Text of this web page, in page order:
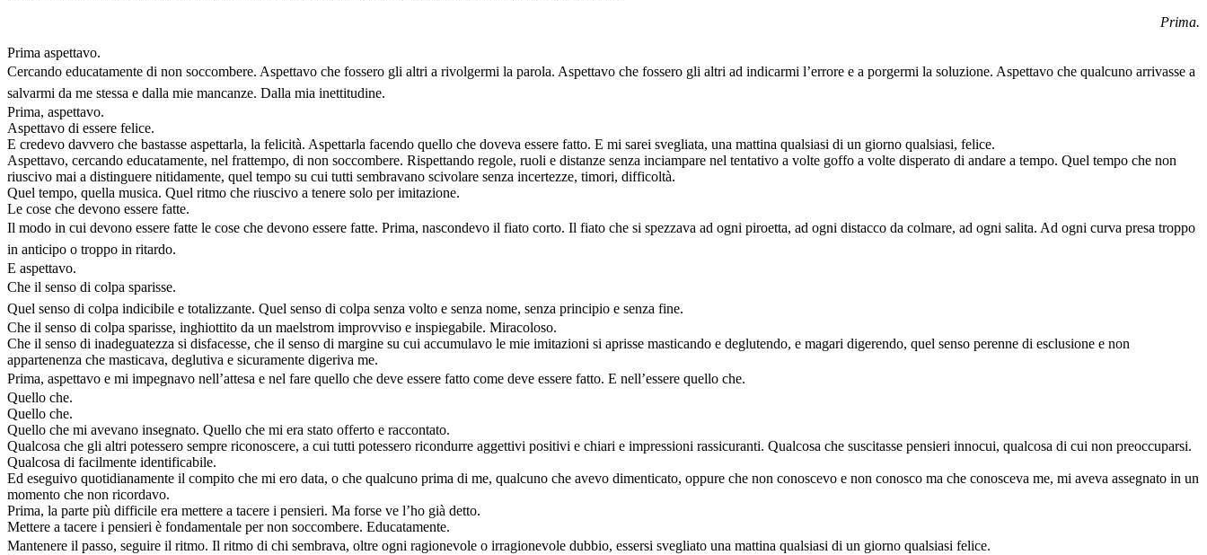
Prima.
Prima aspettavo.
Cercando educatamente di non soccombere. Aspettavo che fossero gli altri a rivolgermi la parola. Aspettavo che fossero gli altri ad indicarmi l’errore e a porgermi la soluzione. Aspettavo che qualcuno arrivasse a
salvarmi da me stessa e dalla mie mancanze. Dalla mia inettitudine.
Prima, aspettavo.
Aspettavo di essere felice.
E credevo davvero che bastasse aspettarla, la felicità. Aspettarla facendo quello che doveva essere fatto. E mi sarei svegliata, una mattina qualsiasi di un giorno qualsiasi, felice.
Aspettavo, cercando educatamente, nel frattempo, di non soccombere. Rispettando regole, ruoli e distanze senza inciampare nel tentativo a volte goffo a volte disperato di andare a tempo. Quel tempo che non
riuscivo mai a distinguere nitidamente, quel tempo su cui tutti sembravano scivolare senza incertezze, timori, difficoltà.
Quel tempo, quella musica. Quel ritmo che riuscivo a tenere solo per imitazione.
Le cose che devono essere fatte.
Il modo in cui devono essere fatte le cose che devono essere fatte. Prima, nascondevo il fiato corto. Il fiato che si spezzava ad ogni piroetta, ad ogni distacco da colmare, ad ogni salita. Ad ogni curva presa troppo
in anticipo o troppo in ritardo.
E aspettavo.
Che il senso di colpa sparisse.
Quel senso di colpa indicibile e totalizzante. Quel senso di colpa senza volto e senza nome, senza principio e senza fine.
Che il senso di colpa sparisse, inghiottito da un maelstrom improvviso e inspiegabile. Miracoloso.
Che il senso di inadeguatezza si disfacesse, che il senso di margine su cui accumulavo le mie imitazioni si aprisse masticando e deglutendo, e magari digerendo, quel senso perenne di esclusione e non
appartenenza che masticava, deglutiva e sicuramente digeriva me.
Prima, aspettavo e mi impegnavo nell’attesa e nel fare quello che deve essere fatto come deve essere fatto. E nell’essere quello che.
Quello che.
Quello che.
Quello che mi avevano insegnato. Quello che mi era stato offerto e raccontato.
Qualcosa che gli altri potessero sempre riconoscere, a cui tutti potessero ricondurre aggettivi positivi e chiari e impressioni rassicuranti. Qualcosa che suscitasse pensieri innocui, qualcosa di cui non preoccuparsi.
Qualcosa di facilmente identificabile.
Ed eseguivo quotidianamente il compito che mi ero data, o che qualcuno prima di me, qualcuno che avevo dimenticato, oppure che non conoscevo e non conosco ma che conosceva me, mi aveva assegnato in un
momento che non ricordavo.
Prima, la parte più difficile era mettere a tacere i pensieri. Ma forse ve l’ho già detto.
Mettere a tacere i pensieri è fondamentale per non soccombere. Educatamente.
Mantenere il passo, seguire il ritmo. Il ritmo di chi sembrava, oltre ogni ragionevole o irragionevole dubbio, essersi svegliato una mattina qualsiasi di un giorno qualsiasi felice.